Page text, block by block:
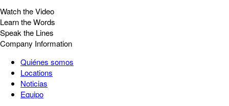
Watch the Video
Learn the Words
Speak the Lines
Company Information
Quiénes somos
Locations
Noticias
Equipo